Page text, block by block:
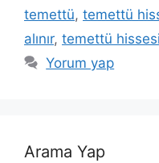
temettü, temettü
alınır, temettü
Yorum yap
Arama Yap